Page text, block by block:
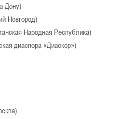
Дону)
Новгород)
Народная Республика)
диаспора «Диаскор»)